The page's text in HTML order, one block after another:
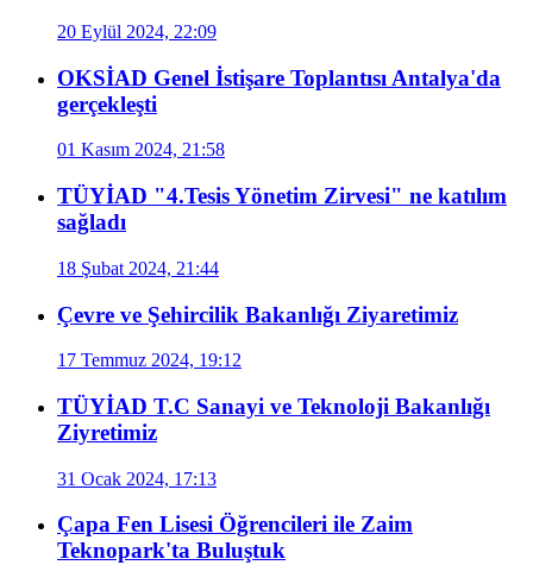
20 Eylül 2024, 22:09
OKSİAD Genel İstişare Toplantısı Antalya'da
gerçekleşti
01 Kasım 2024, 21:58
TÜYİAD "4.Tesis Yönetim Zirvesi" ne katılım
sağladı
18 Şubat 2024, 21:44
Çevre ve Şehircilik Bakanlığı Ziyaretimiz
17 Temmuz 2024, 19:12
TÜYİAD T.C Sanayi ve Teknoloji Bakanlığı
Ziyretimiz
31 Ocak 2024, 17:13
Çapa Fen Lisesi Öğrencileri ile Zaim
Teknopark'ta Buluştuk